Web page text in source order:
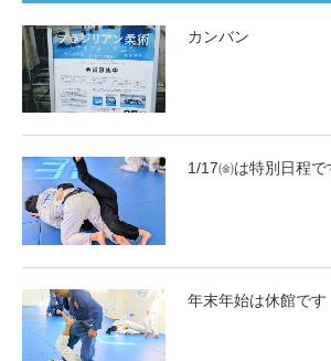
カンバン
1/17㈮は特別日程で
年末年始は休館です